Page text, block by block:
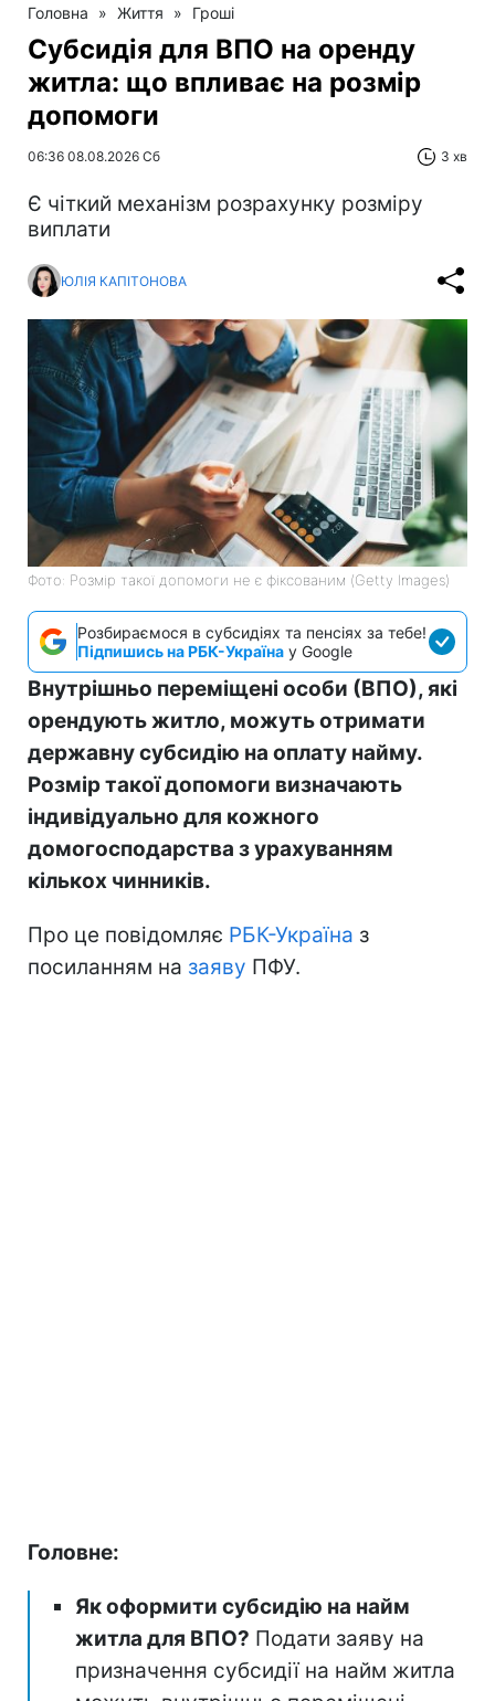
Головна » Життя » Гроші
Субсидія для ВПО на оренду
житла: що впливає на розмір
допомоги
06:36 08.08.2026 Сб 3 хв
Є чіткий механізм розрахунку розміру
виплати
ЮЛІЯ КАПІТОНОВА
Фото: Розмір такої допомоги не є фіксованим (Getty Images)
Розбираємося в субсидіях та пенсіях за тебе!
Підпишись на РБК-Україна у Google
Внутрішньо переміщені особи (ВПО), які
орендують житло, можуть отримати
державну субсидію на оплату найму.
Розмір такої допомоги визначають
індивідуально для кожного
домогосподарства з урахуванням
кількох чинників.
Про це повідомляє РБК-Україна з
посиланням на заяву ПФУ.
Головне:
Як оформити субсидію на найм
житла для ВПО? Подати заяву на
призначення субсидії на найм житла